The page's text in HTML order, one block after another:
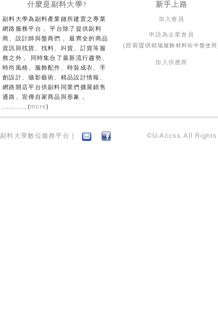
什麼是副料大學? 新手上路
副料大學為副料產業鏈所建置之專業
網路服務平台， 平台除了提供副料
商、設計師與盤商們， 最齊全的商品
資訊與找貨、找料、叫貨、訂貨等服
務之外， 同時集合了最新流行趨勢、
時尚風格、服飾配件、時裝成衣、手
創設計、攝影藝術、精品設計情報、
網路開店平台供副料同業們擴展銷售
通路、宣傳自家商品與形象，
............(more)
加入會員
申請為企業會員
(目前提供朝陽服飾材料街中盤使用
加入供應商
副料大學數位服務平台 | ©U-Accss.All Rights